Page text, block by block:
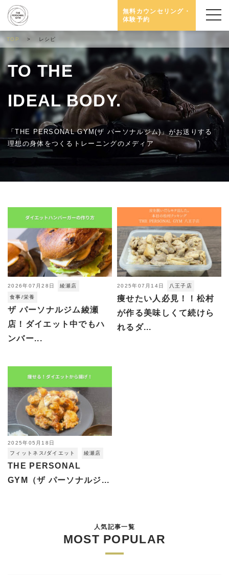
無料カウンセリング・
体験予約
TOP レシピ
TO THE
IDEAL BODY.
「THE PERSONAL GYM(ザ パーソナルジム)」がお送りする
理想の身体をつくるトレーニングのメディア
2026年07月28日
綾瀬店
食事/栄養
ザ パーソナルジム綾瀬
店！ダイエット中でもハ
ンバー...
2025年07月14日 八王子店
痩せたい人必見！！松村
が作る美味しくて続けら
れるダ...
2025年05月18日
フィットネス/ダイエット
綾瀬店
THE PERSONAL
GYM（ザ パーソナルジ...
人気記事一覧
MOST POPULAR